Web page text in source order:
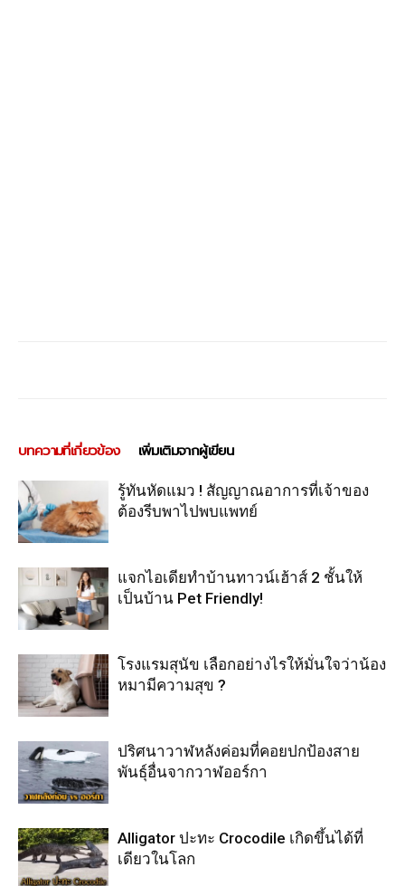
บทความที่เกี่ยวข้อง เพิ่มเติมจากผู้เขียน
รู้ทันหัดแมว ! สัญญาณอาการที่เจ้าของ
ต้องรีบพาไปพบแพทย์
แจกไอเดียทำบ้านทาวน์เฮ้าส์ 2 ชั้นให้
เป็นบ้าน Pet Friendly!
โรงแรมสุนัข เลือกอย่างไรให้มั่นใจว่าน้อง
หมามีความสุข ?
ปริศนาวาฬหลังค่อมที่คอยปกป้องสาย
พันธุ์อื่นจากวาฬออร์กา
Alligator ปะทะ Crocodile เกิดขึ้นได้ที่
เดียวในโลก